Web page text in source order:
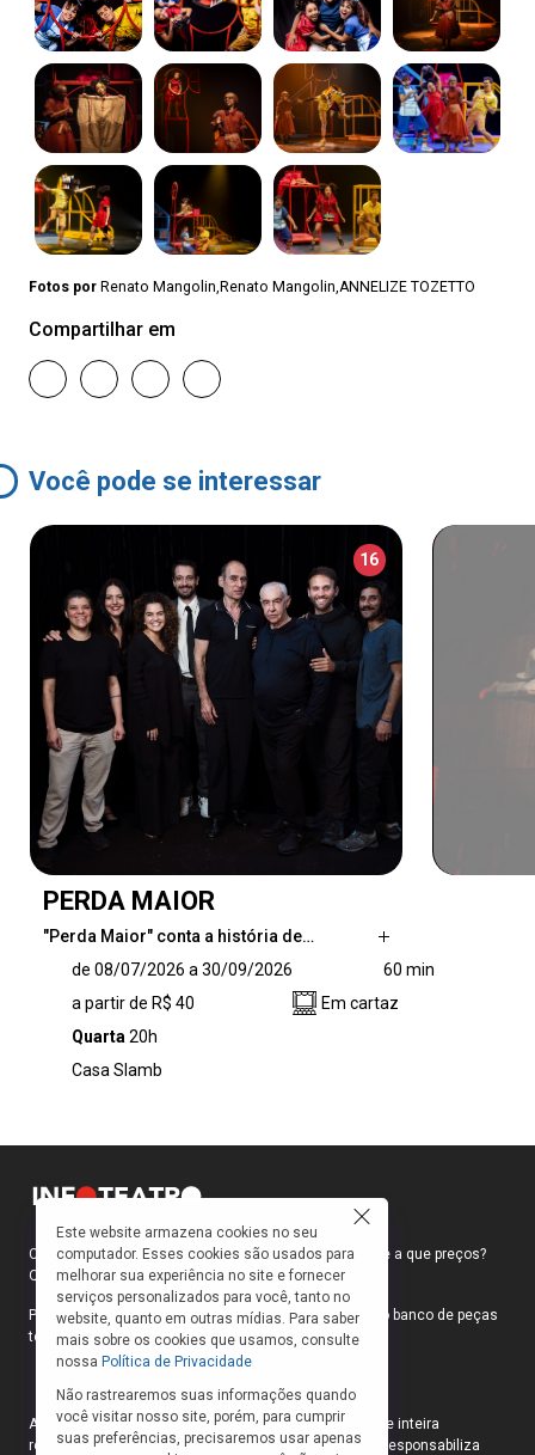
Fotos por Renato Mangolin,Renato Mangolin,ANNELIZE TOZETTO
Compartilhar em
Você pode se interessar
16
PERDA MAIOR
"Perda Maior" conta a história de…
personagens que são seduzidos pelo anúncio
de um suposto método de treinamento, que
promete o sucesso imediato, tornam-se
de 08/07/2026 a 30/09/2026
60 min
a partir de R$ 40
Em cartaz
Quarta 20h
Casa Slamb
Como faço para ir ao teatro? Onde compro ingressos e a que preços?
Quais peças estão em cartaz?
Para responder a essas e outras perguntas, criamos o banco de peças
teatrais do INFOTEATRO.
As informações das peças cadastradas no site são de inteira
responsabilidade das produções. O Infoteatro não se responsabiliza
Este website armazena cookies no seu
computador. Esses cookies são usados para
melhorar sua experiência no site e fornecer
serviços personalizados para você, tanto no
website, quanto em outras mídias. Para saber
mais sobre os cookies que usamos, consulte
nossa Política de Privacidade
Não rastrearemos suas informações quando
você visitar nosso site, porém, para cumprir
suas preferências, precisaremos usar apenas